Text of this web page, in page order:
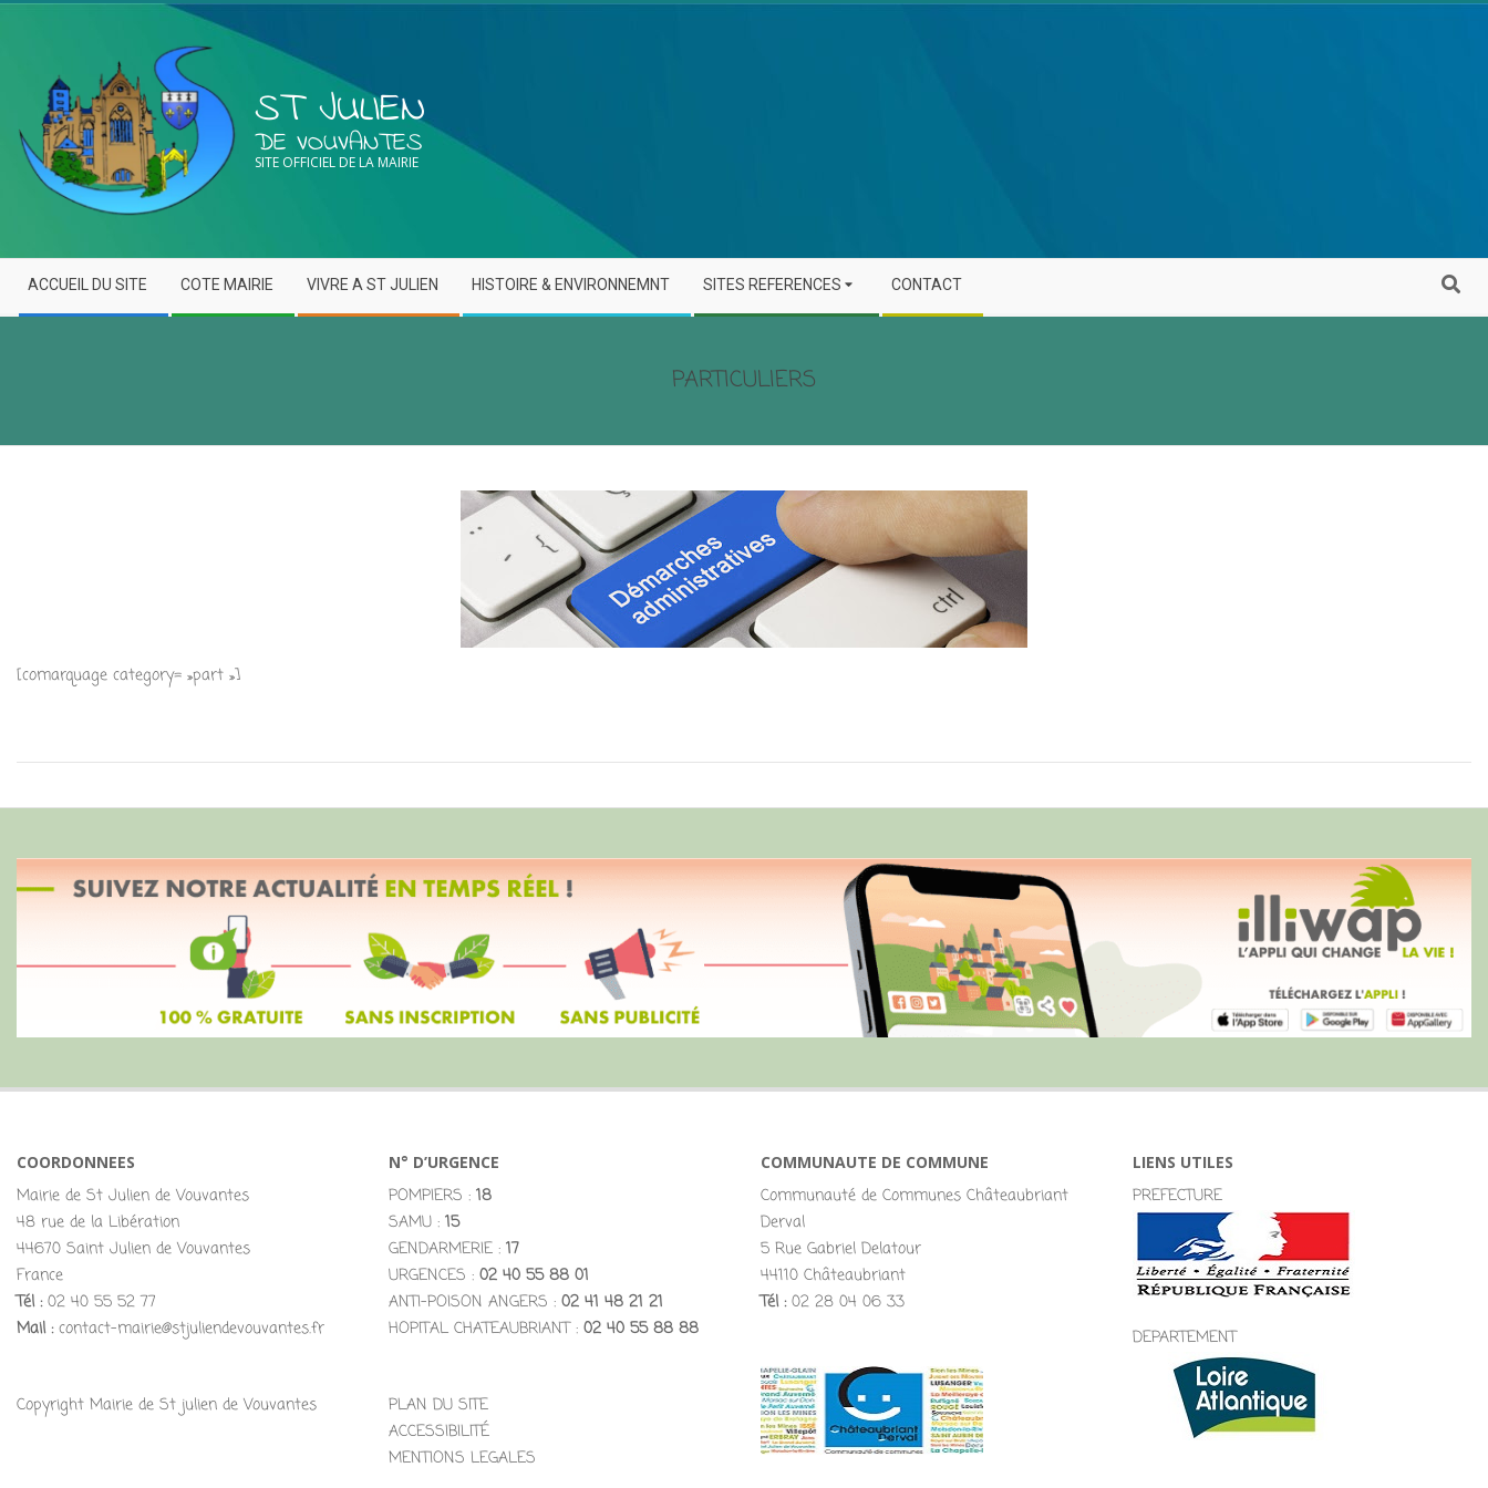
ST JULIEN
DE VOUVANTES
SITE OFFICIEL DE LA MAIRIE
ACCUEIL DU SITE COTE MAIRIE VIVRE A ST JULIEN HISTOIRE & ENVIRONNEMNT SITES REFERENCES CONTACT
PARTICULIERS
[comarquage category= »part »]
COORDONNEES
Mairie de St Julien de Vouvantes
48 rue de la Libération
44670 Saint Julien de Vouvantes
France
Tél :02 40 55 52 77
Mail :contact-mairie@stjuliendevouvantes.fr
Copyright Mairie de St julien de Vouvantes
N° D’URGENCE
POMPIERS : 18
SAMU : 15
GENDARMERIE : 17
URGENCES : 02 40 55 88 01
ANTI-POISON ANGERS : 02 41 48 21 21
HOPITAL CHATEAUBRIANT : 02 40 55 88 88
PLAN DU SITE
ACCESSIBILITÉ
MENTIONS LEGALES
COMMUNAUTE DE COMMUNE
Communauté de Communes Châteaubriant
Derval
5 Rue Gabriel Delatour
44110 Châteaubriant
Tél :02 28 04 06 33
LIENS UTILES
PREFECTURE
DEPARTEMENT